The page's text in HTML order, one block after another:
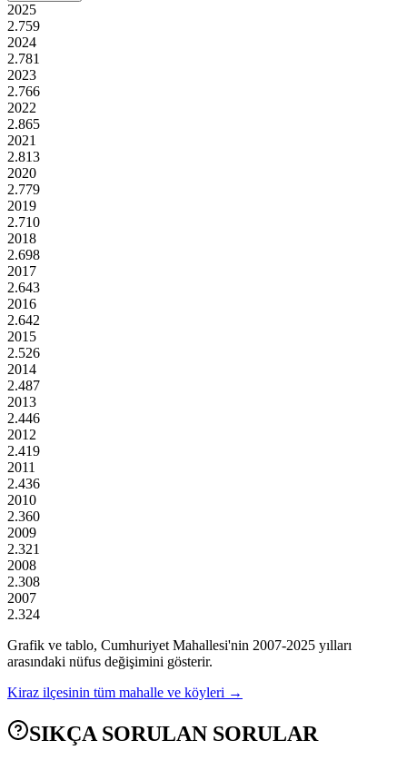
2025
2.759
2024
2.781
2023
2.766
2022
2.865
2021
2.813
2020
2.779
2019
2.710
2018
2.698
2017
2.643
2016
2.642
2015
2.526
2014
2.487
2013
2.446
2012
2.419
2011
2.436
2010
2.360
2009
2.321
2008
2.308
2007
2.324
Grafik ve tablo, Cumhuriyet Mahallesi'nin 2007-2025 yılları
arasındaki nüfus değişimini gösterir.
Kiraz ilçesinin tüm mahalle ve köyleri →
SIKÇA SORULAN SORULAR